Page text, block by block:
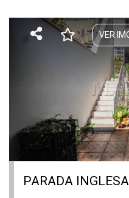
VER
PARADA INGLESA